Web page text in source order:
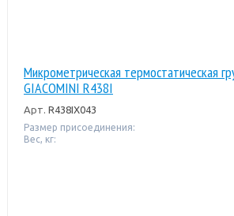
Микрометрическая термостатическая
GIACOMINI R438I
Арт. R438IX043
Размер присоединения:
Вес, кг: